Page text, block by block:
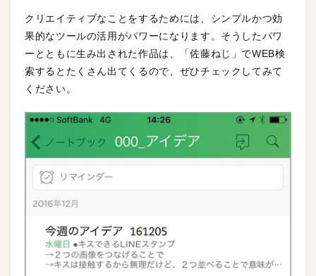
クリエイティブなことをするためには、シンプルかつ効
果的なツールの活用がパワーになります。そうしたパワ
ーとともに生み出された作品は、「佐藤ねじ」でWEB検
索するとたくさん出てくるので、ぜひチェックしてみて
ください。